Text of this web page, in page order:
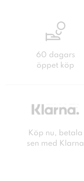
60 dagars
öppet köp
Köp nu, betala
sen med Klarna